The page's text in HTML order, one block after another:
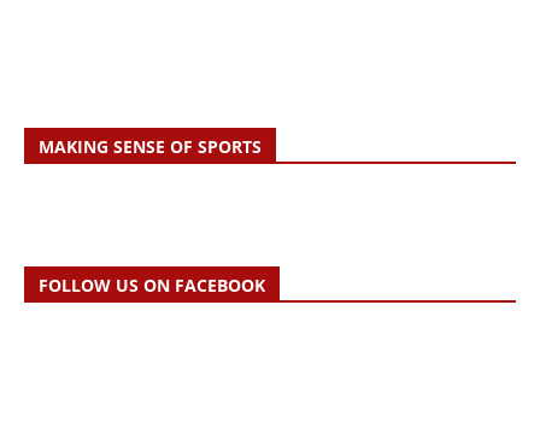
MAKING SENSE OF SPORTS
FOLLOW US ON FACEBOOK